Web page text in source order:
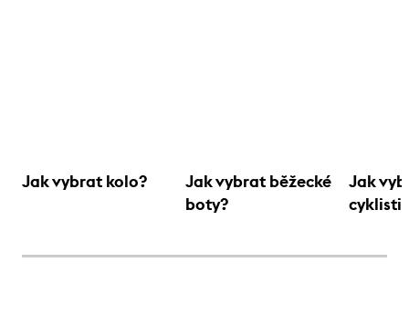
Jak vybrat kolo?
Jak vybrat běžecké
boty?
Jak